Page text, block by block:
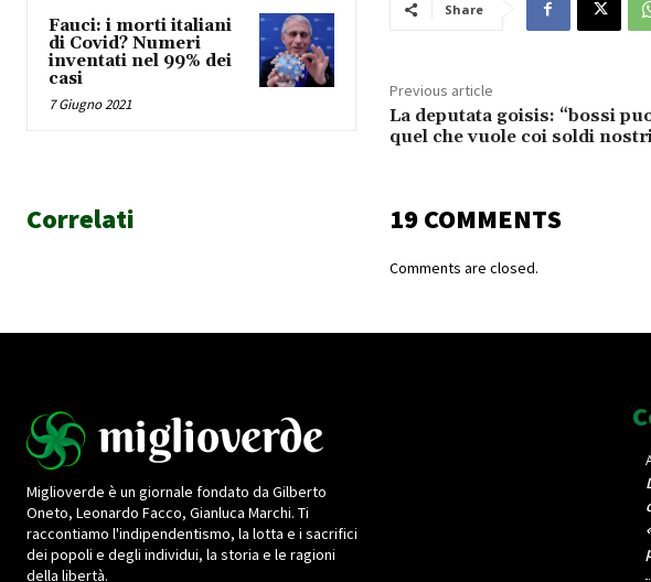
Fauci: i morti italiani
di Covid? Numeri
inventati nel 99% dei
casi
7 Giugno 2021
Share
Previous article
La deputata goisis: “bossi
quel che vuole coi soldi
Correlati 19 COMMENTS
Comments are closed.
Miglioverde è un giornale fondato da Gilberto
Oneto, Leonardo Facco, Gianluca Marchi. Ti
raccontiamo l'indipendentismo, la lotta e i sacrifici
dei popoli e degli individui, la storia e le ragioni
della libertà.